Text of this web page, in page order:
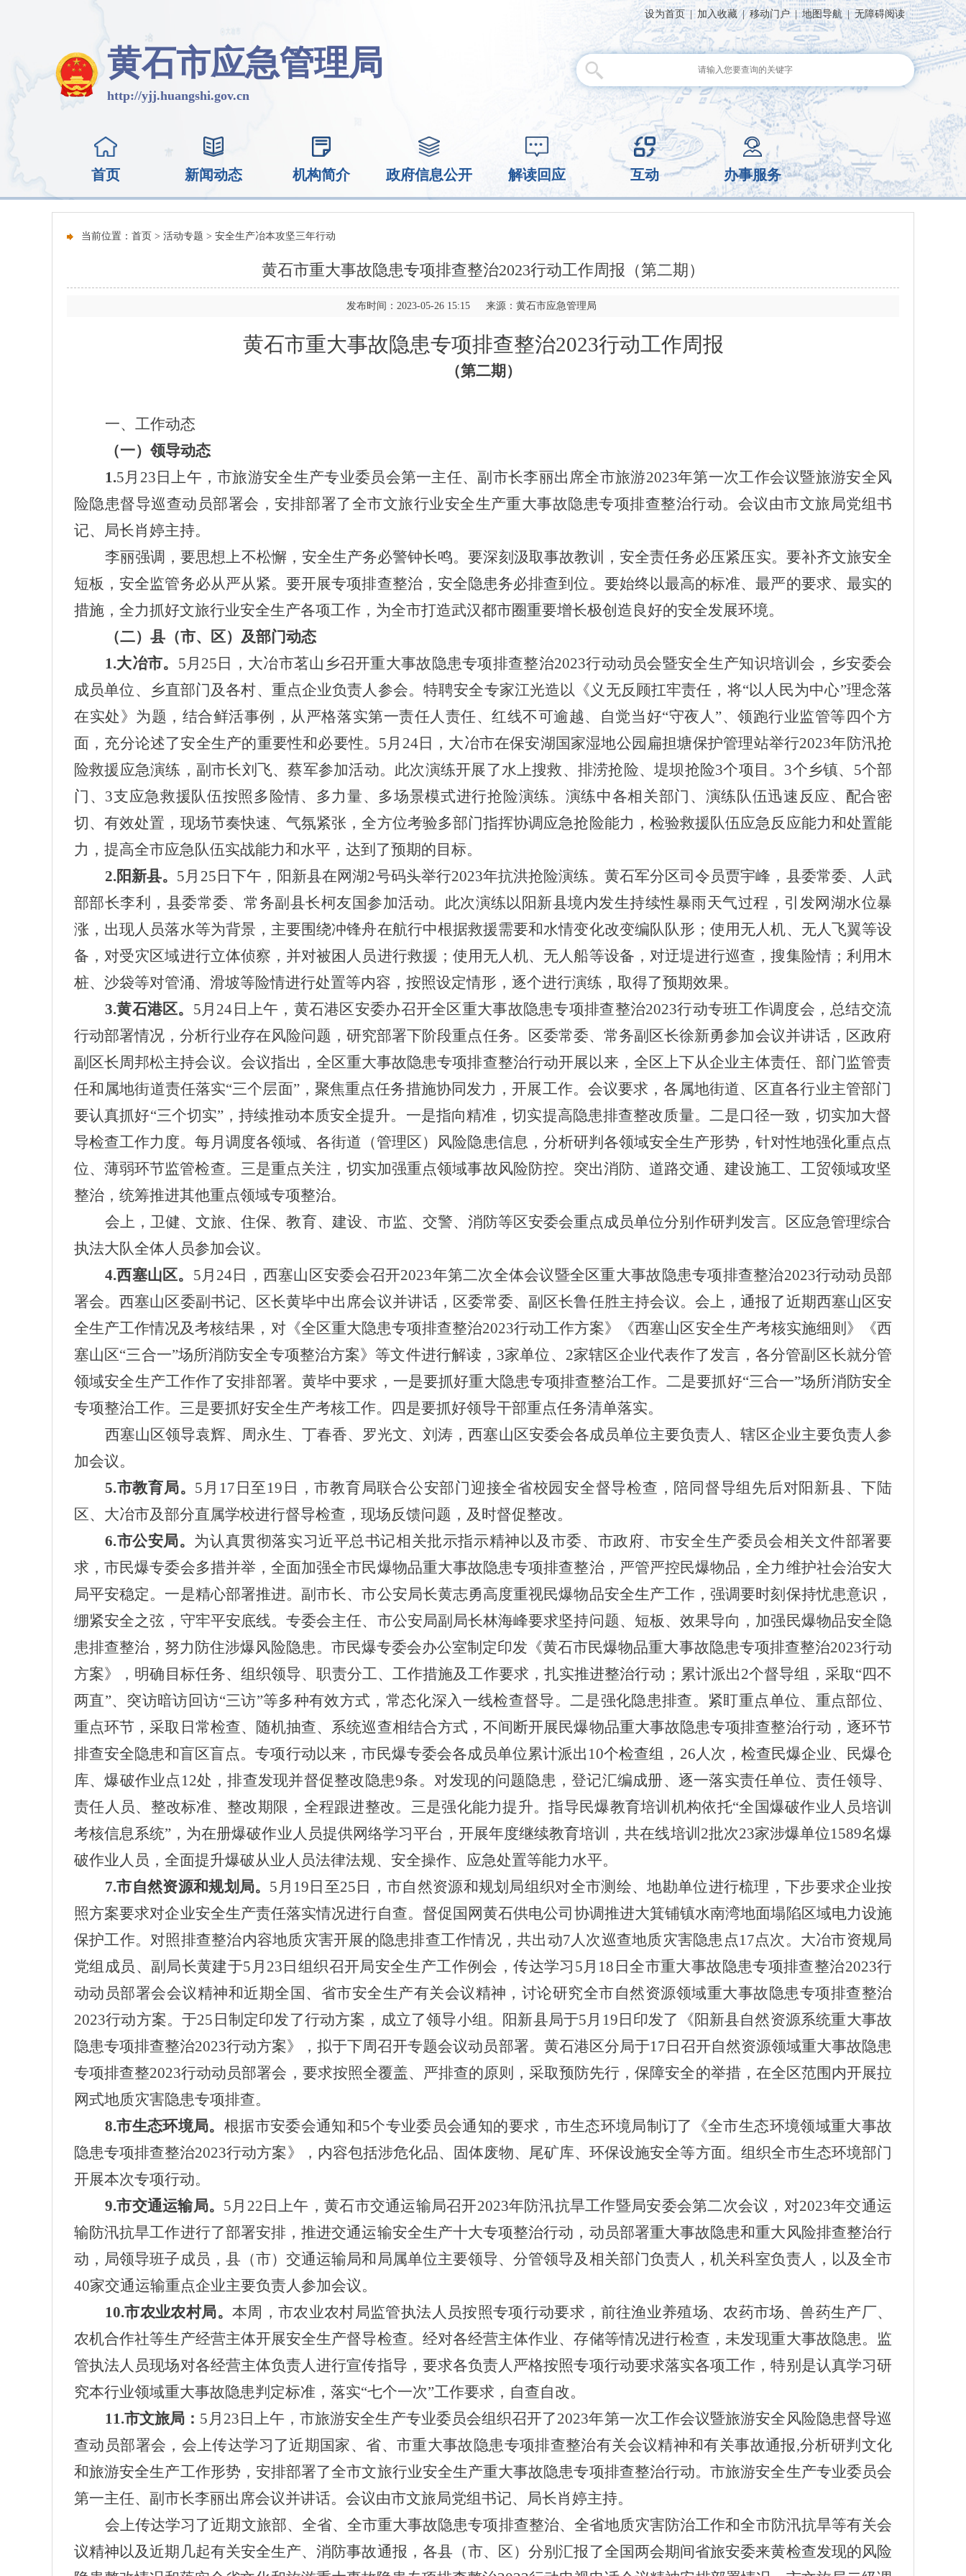
设为首页 | 加入收藏 | 移动门户 | 地图导航 | 无障碍阅读
黄石市应急管理局
http://yjj.huangshi.gov.cn
首页 新闻动态 机构简介 政府信息公开 解读回应 互动 办事服务
当前位置： 首页 > 活动专题 > 安全生产冶本攻坚三年行动
黄石市重大事故隐患专项排查整治2023行动工作周报（第二期）
发布时间：2023-05-26 15:15 来源：黄石市应急管理局
黄石市重大事故隐患专项排查整治2023行动工作周报
（第二期）
一、 工作动态
（一）领导动态
1.5月23日上午，市旅游安全生产专业委员会第一主任、副市长李丽出席全市旅游2023年第一次工作会议暨旅游安全风
险隐患督导巡查动员部署会，安排部署了全市文旅行业安全生产重大事故隐患专项排查整治行动。会议由市文旅局党组书
记、局长肖婷主持。
李丽强调，要思想上不松懈，安全生产务必警钟长鸣。要深刻汲取事故教训，安全责任务必压紧压实。要补齐文旅安全
短板，安全监管务必从严从紧。要开展专项排查整治，安全隐患务必排查到位。要始终以最高的标准、最严的要求、最实的
措施，全力抓好文旅行业安全生产各项工作，为全市打造武汉都市圈重要增长极创造良好的安全发展环境。
（二） 县（市、区）及部门动态
1.大冶市。 5月25日，大冶市茗山乡召开重大事故隐患专项排查整治2023行动动员会暨安全生产知识培训会，乡安委会
成员单位、乡直部门及各村、重点企业负责人参会。特聘安全专家江光造以《义无反顾扛牢责任，将“以人民为中心”理念落
在实处》为题，结合鲜活事例，从严格落实第一责任人责任、红线不可逾越、自觉当好“守夜人”、领跑行业监管等四个方
面，充分论述了安全生产的重要性和必要性。5月24日，大冶市在保安湖国家湿地公园扁担塘保护管理站举行2023年防汛抢
险救援应急演练，副市长刘飞、蔡军参加活动。此次演练开展了水上搜救、排涝抢险、堤坝抢险3个项目。3个乡镇、5个部
门、3支应急救援队伍按照多险情、多力量、多场景模式进行抢险演练。演练中各相关部门、演练队伍迅速反应、配合密
切、有效处置，现场节奏快速、气氛紧张，全方位考验多部门指挥协调应急抢险能力，检验救援队伍应急反应能力和处置能
力，提高全市应急队伍实战能力和水平，达到了预期的目标。
2.阳新县。 5月25日下午，阳新县在网湖2号码头举行2023年抗洪抢险演练。黄石军分区司令员贾宇峰，县委常委、人武
部部长李利，县委常委、常务副县长柯友国参加活动。此次演练以阳新县境内发生持续性暴雨天气过程，引发网湖水位暴
涨，出现人员落水等为背景，主要围绕冲锋舟在航行中根据救援需要和水情变化改变编队队形；使用无人机、无人飞翼等设
备，对受灾区域进行立体侦察，并对被困人员进行救援；使用无人机、无人船等设备，对迂堤进行巡查，搜集险情；利用木
桩、沙袋等对管涌、滑坡等险情进行处置等内容，按照设定情形，逐个进行演练，取得了预期效果。
3.黄石港区。 5月24日上午，黄石港区安委办召开全区重大事故隐患专项排查整治2023行动专班工作调度会，总结交流
行动部署情况，分析行业存在风险问题，研究部署下阶段重点任务。区委常委、常务副区长徐新勇参加会议并讲话，区政府
副区长周邦松主持会议。会议指出，全区重大事故隐患专项排查整治行动开展以来，全区上下从企业主体责任、部门监管责
任和属地街道责任落实“三个层面”，聚焦重点任务措施协同发力，开展工作。会议要求，各属地街道、区直各行业主管部门
要认真抓好“三个切实”，持续推动本质安全提升。一是指向精准，切实提高隐患排查整改质量。二是口径一致，切实加大督
导检查工作力度。每月调度各领域、各街道（管理区）风险隐患信息，分析研判各领域安全生产形势，针对性地强化重点点
位、薄弱环节监管检查。三是重点关注，切实加强重点领域事故风险防控。突出消防、道路交通、建设施工、工贸领域攻坚
整治，统筹推进其他重点领域专项整治。
会上，卫健、文旅、住保、教育、建设、市监、交警、消防等区安委会重点成员单位分别作研判发言。区应急管理综合
执法大队全体人员参加会议。
4.西塞山区。 5月24日，西塞山区安委会召开2023年第二次全体会议暨全区重大事故隐患专项排查整治2023行动动员部
署会。西塞山区委副书记、区长黄毕中出席会议并讲话，区委常委、副区长鲁任胜主持会议。会上，通报了近期西塞山区安
全生产工作情况及考核结果，对《全区重大隐患专项排查整治2023行动工作方案》《西塞山区安全生产考核实施细则》《西
塞山区“三合一”场所消防安全专项整治方案》等文件进行解读，3家单位、2家辖区企业代表作了发言，各分管副区长就分管
领域安全生产工作作了安排部署。黄毕中要求，一是要抓好重大隐患专项排查整治工作。二是要抓好“三合一”场所消防安全
专项整治工作。三是要抓好安全生产考核工作。四是要抓好领导干部重点任务清单落实。
西塞山区领导袁辉、周永生、丁春香、罗光文、刘涛，西塞山区安委会各成员单位主要负责人、辖区企业主要负责人参
加会议。
5.市教育局。 5月17日至19日，市教育局联合公安部门迎接全省校园安全督导检查，陪同督导组先后对阳新县、下陆
区、大冶市及部分直属学校进行督导检查，现场反馈问题，及时督促整改。
6.市公安局。 为认真贯彻落实习近平总书记相关批示指示精神以及市委、市政府、市安全生产委员会相关文件部署要
求，市民爆专委会多措并举，全面加强全市民爆物品重大事故隐患专项排查整治，严管严控民爆物品，全力维护社会治安大
局平安稳定。一是精心部署推进。副市长、市公安局长黄志勇高度重视民爆物品安全生产工作，强调要时刻保持忧患意识，
绷紧安全之弦，守牢平安底线。专委会主任、市公安局副局长林海峰要求坚持问题、短板、效果导向，加强民爆物品安全隐
患排查整治，努力防住涉爆风险隐患。市民爆专委会办公室制定印发《黄石市民爆物品重大事故隐患专项排查整治2023行动
方案》，明确目标任务、组织领导、职责分工、工作措施及工作要求，扎实推进整治行动；累计派出2个督导组，采取“四不
两直”、突访暗访回访“三访”等多种有效方式，常态化深入一线检查督导。二是强化隐患排查。紧盯重点单位、重点部位、
重点环节，采取日常检查、随机抽查、系统巡查相结合方式，不间断开展民爆物品重大事故隐患专项排查整治行动，逐环节
排查安全隐患和盲区盲点。专项行动以来，市民爆专委会各成员单位累计派出10个检查组，26人次，检查民爆企业、民爆仓
库、爆破作业点12处，排查发现并督促整改隐患9条。对发现的问题隐患，登记汇编成册、逐一落实责任单位、责任领导、
责任人员、整改标准、整改期限，全程跟进整改。三是强化能力提升。指导民爆教育培训机构依托“全国爆破作业人员培训
考核信息系统”，为在册爆破作业人员提供网络学习平台，开展年度继续教育培训，共在线培训2批次23家涉爆单位1589名爆
破作业人员，全面提升爆破从业人员法律法规、安全操作、应急处置等能力水平。
7.市自然资源和规划局。 5月19日至25日，市自然资源和规划局组织对全市测绘、地勘单位进行梳理，下步要求企业按
照方案要求对企业安全生产责任落实情况进行自查。督促国网黄石供电公司协调推进大箕铺镇水南湾地面塌陷区域电力设施
保护工作。对照排查整治内容地质灾害开展的隐患排查工作情况，共出动7人次巡查地质灾害隐患点17点次。大冶市资规局
党组成员、副局长黄建于5月23日组织召开局安全生产工作例会，传达学习5月18日全市重大事故隐患专项排查整治2023行
动动员部署会会议精神和近期全国、省市安全生产有关会议精神，讨论研究全市自然资源领域重大事故隐患专项排查整治
2023行动方案。于25日制定印发了行动方案，成立了领导小组。阳新县局于5月19日印发了《阳新县自然资源系统重大事故
隐患专项排查整治2023行动方案》，拟于下周召开专题会议动员部署。黄石港区分局于17日召开自然资源领域重大事故隐患
专项排查整2023行动动员部署会，要求按照全覆盖、严排查的原则，采取预防先行，保障安全的举措，在全区范围内开展拉
网式地质灾害隐患专项排查。
8.市生态环境局。 根据市安委会通知和5个专业委员会通知的要求，市生态环境局制订了《全市生态环境领域重大事故
隐患专项排查整治2023行动方案》，内容包括涉危化品、固体废物、尾矿库、环保设施安全等方面。组织全市生态环境部门
开展本次专项行动。
9.市交通运输局。 5月22日上午，黄石市交通运输局召开2023年防汛抗旱工作暨局安委会第二次会议，对2023年交通运
输防汛抗旱工作进行了部署安排，推进交通运输安全生产十大专项整治行动，动员部署重大事故隐患和重大风险排查整治行
动，局领导班子成员，县（市）交通运输局和局属单位主要领导、分管领导及相关部门负责人，机关科室负责人，以及全市
40家交通运输重点企业主要负责人参加会议。
10.市农业农村局。 本周，市农业农村局监管执法人员按照专项行动要求，前往渔业养殖场、农药市场、兽药生产厂、
农机合作社等生产经营主体开展安全生产督导检查。经对各经营主体作业、存储等情况进行检查，未发现重大事故隐患。监
管执法人员现场对各经营主体负责人进行宣传指导，要求各负责人严格按照专项行动要求落实各项工作，特别是认真学习研
究本行业领域重大事故隐患判定标准，落实“七个一次”工作要求，自查自改。
11.市文旅局： 5月23日上午，市旅游安全生产专业委员会组织召开了2023年第一次工作会议暨旅游安全风险隐患督导巡
查动员部署会，会上传达学习了近期国家、省、市重大事故隐患专项排查整治有关会议精神和有关事故通报,分析研判文化
和旅游安全生产工作形势，安排部署了全市文旅行业安全生产重大事故隐患专项排查整治行动。市旅游安全生产专业委员会
第一主任、副市长李丽出席会议并讲话。会议由市文旅局党组书记、局长肖婷主持。
会上传达学习了近期文旅部、全省、全市重大事故隐患专项排查整治、全省地质灾害防治工作和全市防汛抗旱等有关会
议精神以及近期几起有关安全生产、消防事故通报，各县（市、区）分别汇报了全国两会期间省旅安委来黄检查发现的风险